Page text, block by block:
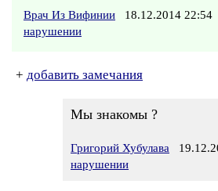
Врач Из Вифинии 18.12.2014 22:54
нарушении
+ добавить замечания
Мы знакомы ?
Григорий Хубулава
нарушении